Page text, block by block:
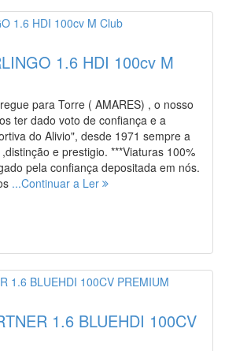
1.6 HDI 100cv M
para Torre ( AMARES) , o nosso
ter dado voto de confiança e a
do Alivio", desde 1971 sempre a
e prestigio. ***Viaturas 100%
pela confiança depositada em nós.
...Continuar a Ler
1.6 BLUEHDI 100CV